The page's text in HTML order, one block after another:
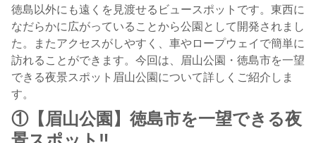
徳島以外にも遠くを見渡せるビュースポットです。東西に
なだらかに広がっていることから公園として開発されまし
た。またアクセスがしやすく、車やロープウェイで簡単に
訪れることができます。今回は、眉山公園・徳島市を一望
できる夜景スポット眉山公園について詳しくご紹介しま
す。
①【眉山公園】徳島市を一望できる夜